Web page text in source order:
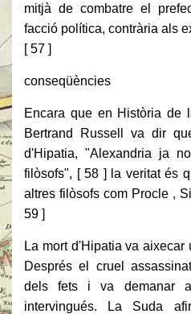
mitjà de combatre el
facció política, contrària als
[ 57 ]
conseqüències
Encara que en Història de
Bertrand Russell va dir
d'Hipatia, "Alexandria ja
filòsofs", [ 58 ] la veritat és
altres filòsofs com Procle ,
59 ]
La mort d'Hipatia va aixecar
Després el cruel
dels fets i va demanar a
intervingués. La Suda